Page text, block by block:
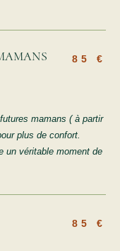
85 €
mamans ( à partir
plus de confort.
un véritable moment de
85 €